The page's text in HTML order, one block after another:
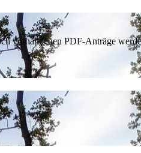
vorhandenen PDF-Anträge